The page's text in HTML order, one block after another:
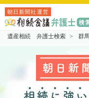
朝日新聞社運営
遺産相続 弁護士検索 群